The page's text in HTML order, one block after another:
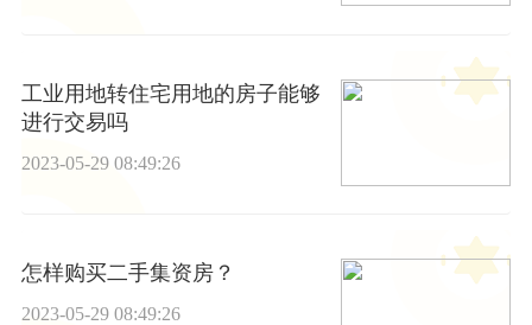
工业用地转住宅用地的房子能够
进行交易吗
2023-05-29 08:49:26
怎样购买二手集资房？
2023-05-29 08:49:26